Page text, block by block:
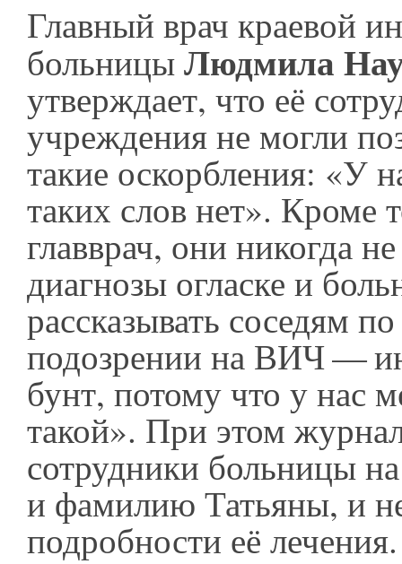
Главный врач краевой
больницыЛюдмила
утверждает, что её
учреждения не могли
такие оскорбления: «У
таких слов нет». Кроме
главврач, они никогда
диагнозы огласке и
рассказывать соседям
подозрении на ВИЧ —
бунт, потому что у нас
такой». При этом
сотрудники больницы на
и фамилию Татьяны, и
подробности её лечения.